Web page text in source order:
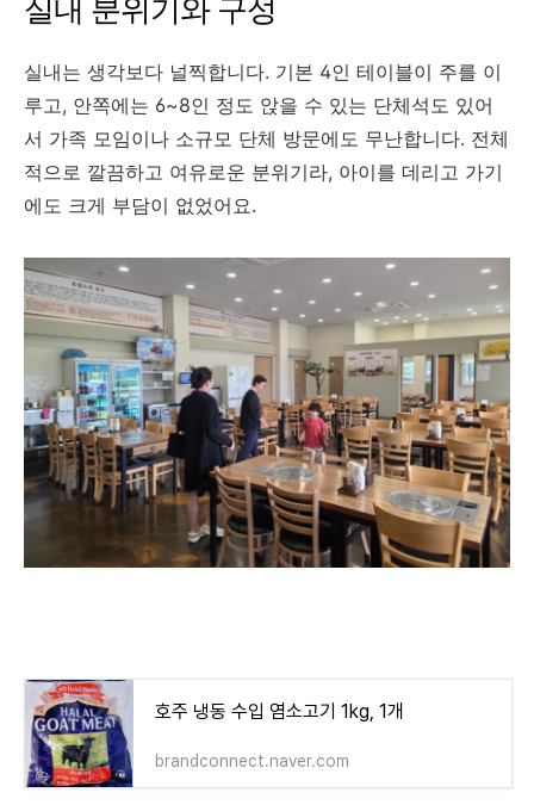
실내 분위기와 구성
실내는 생각보다 널찍합니다. 기본 4인 테이블이 주를 이
루고, 안쪽에는 6~8인 정도 앉을 수 있는 단체석도 있어
서 가족 모임이나 소규모 단체 방문에도 무난합니다. 전체
적으로 깔끔하고 여유로운 분위기라, 아이를 데리고 가기
에도 크게 부담이 없었어요.
호주 냉동 수입 염소고기 1kg, 1개
brandconnect.naver.com